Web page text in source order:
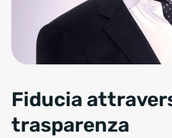
Fiducia
trasparenza